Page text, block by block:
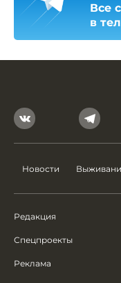
Все
в
Новости
Редакция
Спецпроекты
Реклама